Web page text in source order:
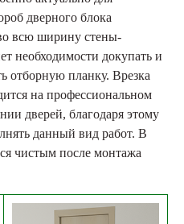
дверного блока
всю ширину стены-
необходимости докупать и
отборную планку. Врезка
на профессиональном
дверей, благодаря этому
данный вид работ. В
чистым после монтажа